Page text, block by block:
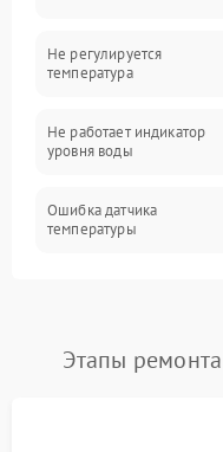
Не регулируется
температура
Не работает индикатор
уровня воды
Ошибка датчика
температуры
Ошибка платы управления
Этапы